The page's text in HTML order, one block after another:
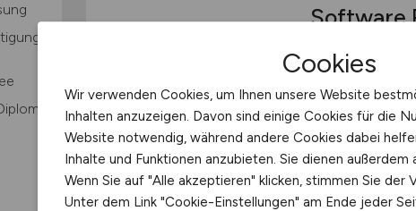
/
Software
Advantest -
Intelligence.
microchips
global market
industry we
Cookies
Wir verwenden Cookies, um Ihnen unsere Website
Inhalten anzuzeigen. Davon sind einige Cookies für die
Website notwendig, während andere Cookies dabei
Inhalte und Funktionen anzubieten. Sie dienen
Wenn Sie auf "Alle akzeptieren" klicken, stimmen Sie der
Unter dem Link "Cookie-Einstellungen" am Ende jeder